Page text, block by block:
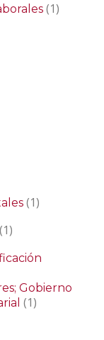
(1)
(1)
(1)
Gobierno
(1)